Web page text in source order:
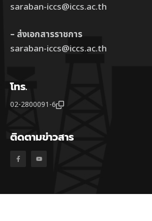
saraban-iccs@iccs.ac.th
– ส่งเอกสารราชการ
saraban-iccs@iccs.ac.th
โทร.
02-2800091-6
ติดตามข่าวสาร